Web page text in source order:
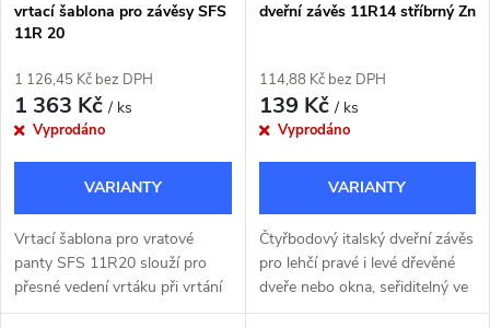
vrtací šablona pro závěsy SFS
11R 20
1 126,45 Kč bez DPH
1 363 Kč/ ks
Vyprodáno
Vrtací šablona pro vratové
panty SFS 11R20 slouží pro
přesné vedení vrtáku při vrtání
otvorů na čepy závěsu do
dveřní závěs 11R14 stříbrný Zn
114,88 Kč bez DPH
139 Kč/ ks
Vyprodáno
Čtyřbodový italský dveřní závěs
pro lehčí pravé i levé dřevěné
dveře nebo okna, seřiditelný ve
třech směrech.